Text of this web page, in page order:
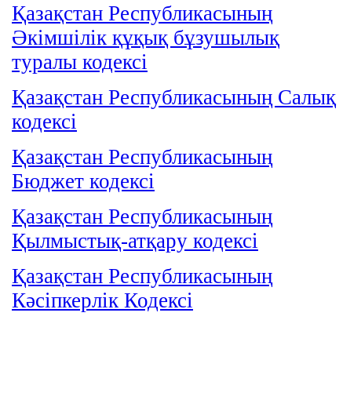
Қазақстан Республикасының
Әкімшілік құқық бұзушылық
туралы кодексі
Қазақстан Республикасының Салық
кодексі
Қазақстан Республикасының
Бюджет кодексі
Қазақстан Республикасының
Қылмыстық-атқару кодексі
Қазақстан Республикасының
Кәсіпкерлік Кодексі